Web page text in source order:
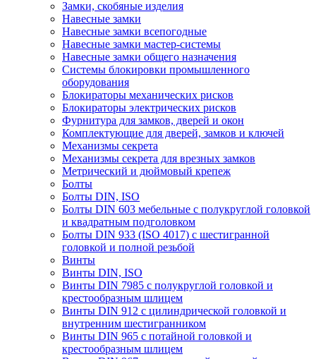
Замки, скобяные изделия
Навесные замки
Навесные замки всепогодные
Навесные замки мастер-системы
Навесные замки общего назначения
Системы блокировки промышленного
оборудования
Блокираторы механических рисков
Блокираторы электрических рисков
Фурнитура для замков, дверей и окон
Комплектующие для дверей, замков и ключей
Механизмы секрета
Механизмы секрета для врезных замков
Метрический и дюймовый крепеж
Болты
Болты DIN, ISO
Болты DIN 603 мебельные с полукруглой головкой
и квадратным подголовком
Болты DIN 933 (ISO 4017) с шестигранной
головкой и полной резьбой
Винты
Винты DIN, ISO
Винты DIN 7985 с полукруглой головкой и
крестообразным шлицем
Винты DIN 912 с цилиндрической головкой и
внутренним шестигранником
Винты DIN 965 с потайной головкой и
крестообразным шлицем